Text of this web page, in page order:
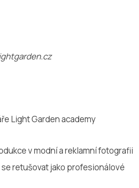
Light Garden academy
v modní a reklamní fotografii
retušovat jako profesionálové